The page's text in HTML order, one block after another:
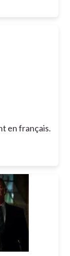
en français.